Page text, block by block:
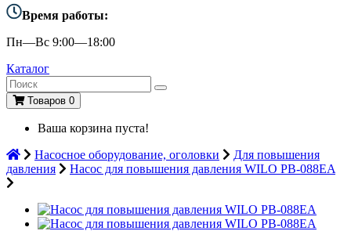
Время работы:
Пн—Вс 9:00—18:00
Каталог
Товаров 0
Ваша корзина пуста!
Насосное оборудование, оголовки
Для повышения
давления
Насос для повышения давления WILO PB-088EA